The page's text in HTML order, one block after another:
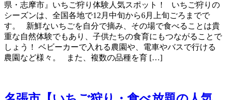
県・志摩市』いちご狩り体験人気スポット！ いちご狩りの
シーズンは、全国各地で12月中旬から6月上旬ごろまでで
す。 新鮮ないちごを自分で摘み、その場で食べることは貴
重な自然体験でもあり、子供たちの食育にもつながることで
しょう！ ベビーカーで入れる農園や、電車やバスで行ける
農園など様々。 また、複数の品種を育 […]